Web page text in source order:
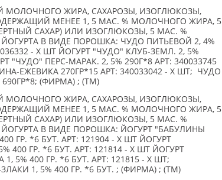
МОЛОЧНОГО ЖИРА, САХАРОЗЫ, ИЗОГЛЮКОЗЫ,
МЕНЕЕ 1, 5 МАС. % МОЛОЧНОГО ЖИРА, 5
САХАР) ИЛИ ИЗОГЛЮКОЗЫ, 5 МАС. %
В ВИДЕ ПОРОШКА: ЧУДО ПИТЬЕВОЙ 2, 4%
- X ШТ ЙОГУРТ "ЧУДО" КЛУБ-ЗЕМЛ. 2, 5%
"ЧУДО" ПЕРС-МАРАК. 2, 5% 290Г*8 АРТ: 340033745
ЕЖЕВИКА 270ГР*15 АРТ: 340033042 - X ШТ; ЧУДО
(ФИРМА) ; (TM)
МОЛОЧНОГО ЖИРА, САХАРОЗЫ, ИЗОГЛЮКОЗЫ,
МЕНЕЕ 1, 5 МАС. % МОЛОЧНОГО ЖИРА, 5
САХАР) ИЛИ ИЗОГЛЮКОЗЫ, 5 МАС. %
В ВИДЕ ПОРОШКА: ЙОГУРТ "БАБУЛИНЫ
ГР. *6 БУТ. АРТ: 121904 - X ШТ ЙОГУРТ
400 ГР. *6 БУТ. АРТ: 121814 - X ШТ ЙОГУРТ
400 ГР. *6 БУТ. АРТ: 121815 - X ШТ;
1, 5% 400 ГР. *6 БУТ. ; (ФИРМА) ; (TM)